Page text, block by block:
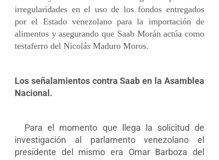
irregularidades en el uso de los fondos entregados
por el Estado venezolano para la importación de
alimentos y asegurando que Saab Morán actúa como
testaferro del Nicolás Maduro Moros.
Los señalamientos contra Saab en la Asamblea
Nacional.
Para el momento que llega la solicitud de
investigación al parlamento venezolano el
presidente del mismo era Omar Barboza del